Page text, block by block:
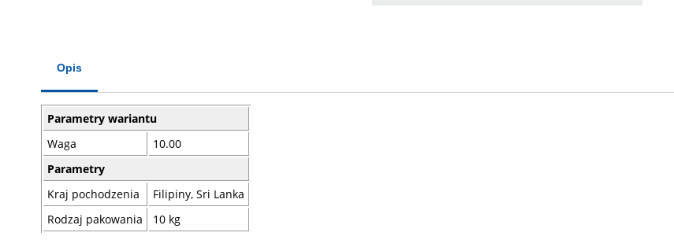
Opis
Parametry wariantu
Waga
10.00
Parametry
Kraj pochodzenia
Filipiny, Sri Lanka
Rodzaj pakowania
10 kg